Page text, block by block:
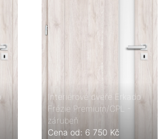
Interiérové dveře Erkado
Frézie Premium/CPL -
zárubeň
Cena od: 6 750 Kč